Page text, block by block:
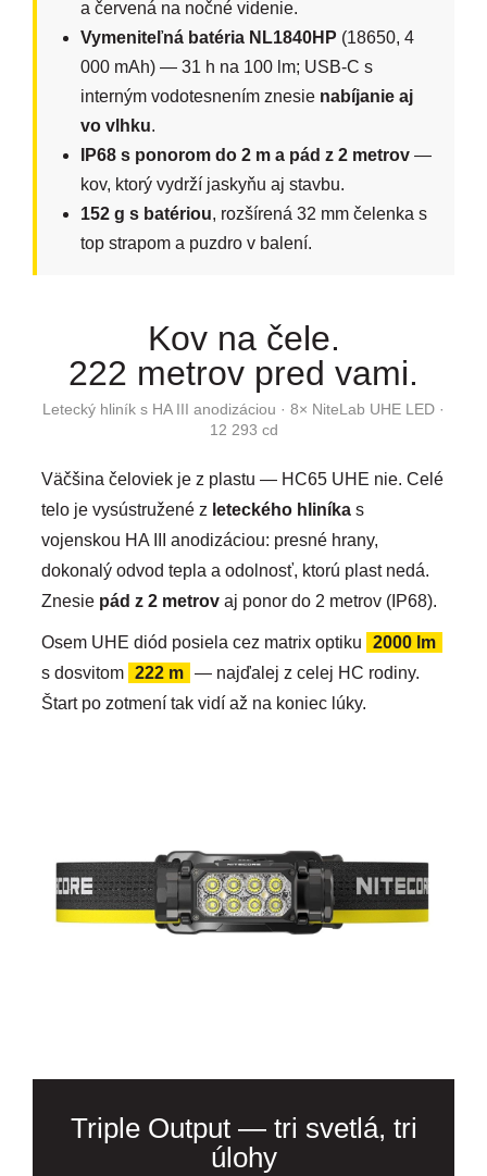
a červená na nočné videnie.
Vymeniteľná batéria NL1840HP (18650, 4
000 mAh) — 31 h na 100 lm; USB-C s
interným vodotesnením znesie nabíjanie aj
vo vlhku.
IP68 s ponorom do 2 m a pád z 2 metrov —
kov, ktorý vydrží jaskyňu aj stavbu.
152 g s batériou, rozšírená 32 mm čelenka s
top strapom a puzdro v balení.
Kov na čele.
222 metrov pred vami.
Letecký hliník s HA III anodizáciou · 8× NiteLab UHE LED ·
12 293 cd
Väčšina čeloviek je z plastu — HC65 UHE nie. Celé
telo je vysústružené z leteckého hliníka s
vojenskou HA III anodizáciou: presné hrany,
dokonalý odvod tepla a odolnosť, ktorú plast nedá.
Znesie pád z 2 metrov aj ponor do 2 metrov (IP68).
Osem UHE diód posiela cez matrix optiku
2000 lm
s dosvitom 222 m — najďalej z celej HC rodiny.
Štart po zotmení tak vidí až na koniec lúky.
Triple Output — tri svetlá, tri
úlohy